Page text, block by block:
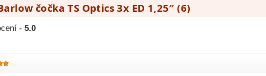
čočka TS Optics 3x ED 1,25″ (6)
- 5.0